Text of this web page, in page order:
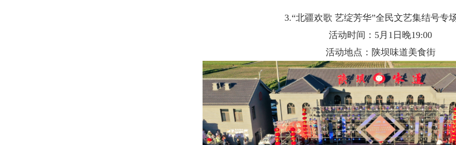
3.“北疆欢歌 艺绽芳华”全民文艺集结号专
活动时间：5月1日晚19:00
活动地点：陕坝味道美食街